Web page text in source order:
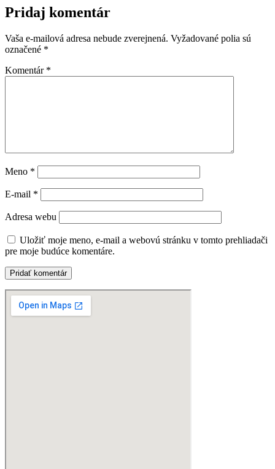
Pridaj komentár
Vaša e-mailová adresa nebude zverejnená. Vyžadované polia sú
označené *
Komentár *
Meno *
E-mail *
Adresa webu
Uložiť moje meno, e-mail a webovú stránku v tomto prehliadači
pre moje budúce komentáre.